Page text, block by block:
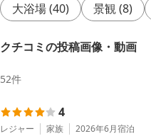
大浴場(40) 景観(8)
クチコミの投稿画像・動画
52件
4
レジャー 家族 2026年6月宿泊